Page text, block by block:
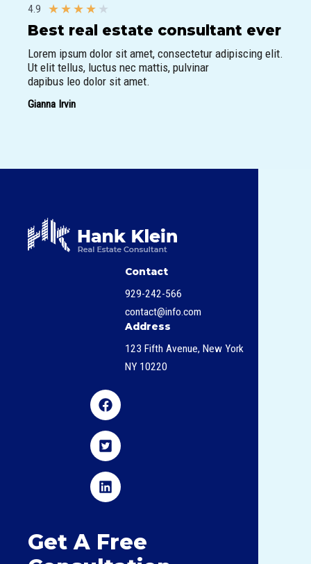
4.9 ★★★★ ★
Best real estate consultant ever​
Lorem ipsum dolor sit amet, consectetur adipiscing elit.
Ut elit tellus, luctus nec mattis, pulvinar
dapibus leo dolor sit amet.
Gianna Irvin
Contact
929-242-566
contact@info.com
Address
123 Fifth Avenue, New York
NY 10220
Get A Free